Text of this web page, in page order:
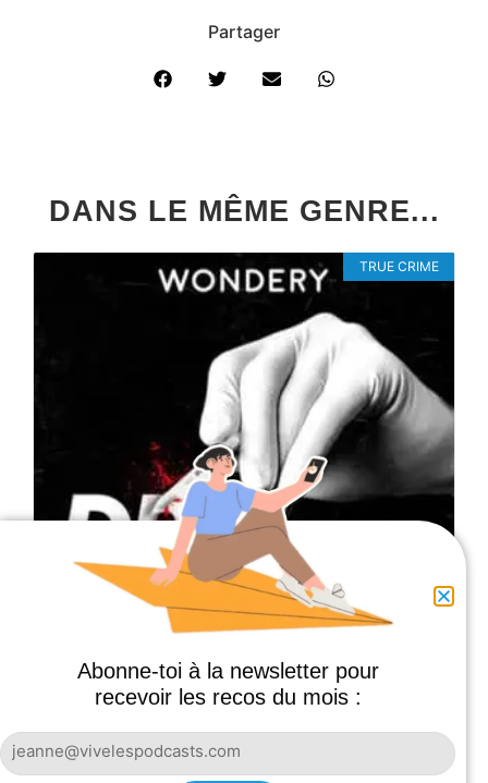
Partager
DANS LE MÊME GENRE...
TRUE CRIME
DR LAMORT
Abonne-toi à la newsletter pour
recevoir les recos du mois :